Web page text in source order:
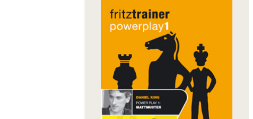
Home
page
New
Products
Authors
Openings
Contact
&
C
Privacy